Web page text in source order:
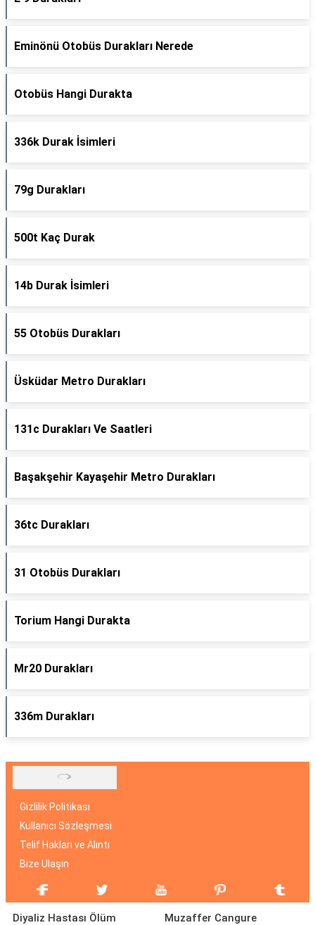
Eminönü Otobüs Durakları Nerede
Otobüs Hangi Durakta
336k Durak İsimleri
79g Durakları
500t Kaç Durak
14b Durak İsimleri
55 Otobüs Durakları
Üsküdar Metro Durakları
131c Durakları Ve Saatleri
Başakşehir Kayaşehir Metro Durakları
36tc Durakları
31 Otobüs Durakları
Torium Hangi Durakta
Mr20 Durakları
336m Durakları
Gizlilik Politikası
Kullanıcı Sözleşmesi
Telif Hakları ve Alıntı
Bize Ulaşın
Diyaliz Hastası Ölüm
Muzaffer Cangure